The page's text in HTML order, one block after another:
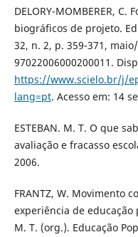
DELORY-MOMBERER,
biográficos de projeto.
32, n. 2, p. 359-371,
97022006000200011.
https://www.scielo.br/j/
lang=pt. Acesso em: 14
ESTEBAN. M. T. O que
avaliação e fracasso
2006.
FRANTZ, W. Movimento
experiência de educação
M. T. (org.). Educação